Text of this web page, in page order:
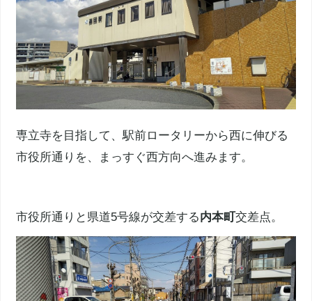
専立寺を目指して、駅前ロータリーから西に伸びる
市役所通りを、まっすぐ西方向へ進みます。
市役所通りと県道5号線が交差する内本町交差点。